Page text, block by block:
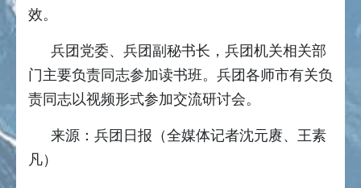
效。
兵团党委、兵团副秘书长，兵团机关相关部
门主要负责同志参加读书班。兵团各师市有关负
责同志以视频形式参加交流研讨会。
来源：兵团日报（全媒体记者沈元赓、王素
凡）